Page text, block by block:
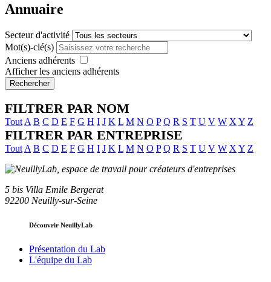
Annuaire
Secteur d'activité
Mot(s)-clé(s)
Anciens adhérents
Afficher les anciens adhérents
Rechercher
FILTRER PAR NOM
Tout A B C D E F G H I J K L M N O P Q R S T U V W X Y Z
FILTRER PAR ENTREPRISE
Tout A B C D E F G H I J K L M N O P Q R S T U V W X Y Z
5 bis Villa Emile Bergerat
92200 Neuilly-sur-Seine
Découvrir NeuillyLab
Présentation du Lab
L'équipe du Lab